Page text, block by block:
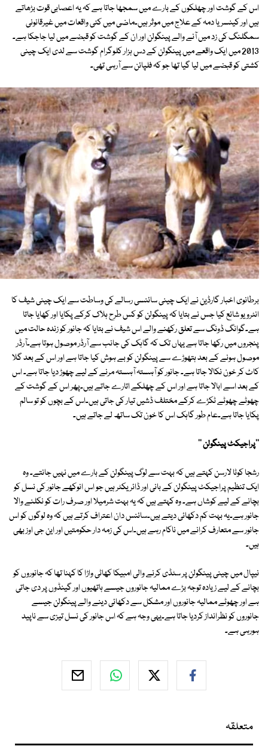
اس کے گوشت اور چھلکوں کے بارے میں سمجھا جاتا ہے کہ یہ اعصابی قوت بڑھاتے
ہیں اور کینسر یا دمہ کے علاج میں موثر ہیں۔ماضی میں کئی واقعات میں غیرقانونی
سمگلنگ کی زد میں آنے والے پینگولن اور ان کے گوشت کو قبضے میں لیا جاجکا ہے۔
2013 میں ایک واقعے میں پینگولن کے دس ہزار کلوگرام گوشت سے لدی ایک چینی
کشتی کو قبضے میں لیا گیا تھا جو کہ فلپائن سے آرہی تھی۔
برطانوی اخبار گارڈین نے ایک چینی سائنسی رسالے کی وساطت سے ایک چینی شیف کا
انٹرویو شائع کیا جس نے بتایا کہ پینگولن کو کس طرح ہلاک کرکے پکایا اور کھایا جاتا
ہے۔گوانگ ڈونگ سے تعلق رکھنے والے اس شیف نے بتایا کہ جانور کو زندہ حالت میں
پنجروں میں رکھا جاتا ہے یہاں تک کہ گاہک کی جانب سے آرڈر موصول ہوتا ہے۔آرڈر
موصول ہونے کے بعد ہتھوڑے سے پینگولن کو بے ہوش کیا جاتا ہے اور اس کے بعد گلا
کاٹ کر خون نکالا جاتا ہے۔ جانور کو آہستہ آہستہ مرنے کے لیے چھوڑ دیا جاتا ہے۔ اس
کے بعد اسے ابالا جاتا ہے اور اس کے چھلکے اتارے جاتے ہیں۔پھر اس کے گوشت کے
چھوٹے چھوٹے ٹکڑے کرکے مختلف ڈشیں تیار کی جاتی ہیں۔اس کے بچوں کو تو سالم
پکایا جاتا ہے۔عام طور گاہک اس کا خون تک ساتھ لے جاتے ہیں۔
''پراجیکٹ پینگولن ''
رشجا کوٹا لارسن کہتے ہیں کہ بہت سے لوگ پینگولن کے بارے میں نہیں جانتے۔ وہ
ایک تنظیم پراجیکٹ پینگولن کے بانی اور ڈائریکٹر ہیں جو اس انوکھے جانور کی نسل کو
بچانے کے لیے کوشاں ہے۔ وہ کہتے ہیں کہ یہ بہت شرمیلا اور صرف رات کو نکلنے والا
جانور ہے۔یہ بہت کم دکھائی دیتے ہیں۔سائنس دان اعتراف کرتے ہیں کہ وہ لوگوں کو اس
جانور سے متعارف کرانے میں ناکام رہے ہیں۔اس کی زمہ دار حکومتیں اور این جی اوز بھی
ہیں۔
نیپال میں چینی پینگولن پر سٹڈی کرنے والی امبیکا کھاٹی واڑا کا کہنا تھا کہ جانوروں کو
بچانے کے لیے زیادہ توجہ بڑے ممالیہ جانوروں جیسے ہاتھیوں اور گینڈوں پر دی جاتی
ہے اور چھوٹے ممالیہ جانوروں اور مشکل سے دکھائی دینے والے پینگولن جیسے
جانوروں کو نظرانداز کردیا جاتا ہے۔یہی وجہ ہے کہ اس جانور کی نسل تیزی سے ناپید
ہورہی ہے۔
متعلقہ